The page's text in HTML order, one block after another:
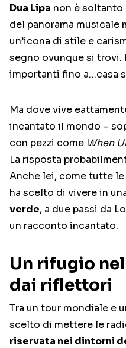
Dua Lipa non è soltanto
del panorama musicale
un’icona di stile e
segno ovunque si trovi.
importanti fino a…casa
Ma dove vive
incantato il mondo –
con pezzi come When
La risposta
Anche lei, come tutte le
ha scelto di vivere in
verde, a due passi da
un racconto incantato.
Un rifugio
dai riflettori
Tra un tour mondiale e
scelto di mettere le
riservata nei dintorni